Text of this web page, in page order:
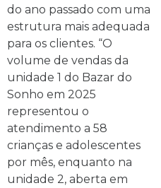
do ano passado com uma
estrutura mais adequada
para os clientes. “O
volume de vendas da
unidade 1 do Bazar do
Sonho em 2025
representou o
atendimento a 58
crianças e adolescentes
por mês, enquanto na
unidade 2, aberta em